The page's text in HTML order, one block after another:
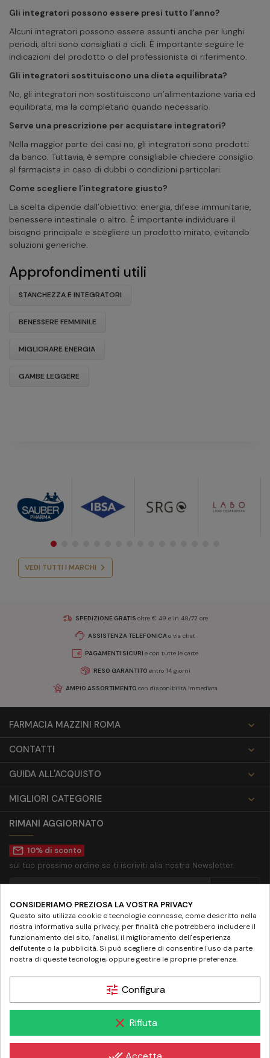
Gli integratori possono essere presi tutto l’anno?
Alcuni integratori possono essere assunti anche per lunghi
periodi, altri sono consigliati a cicli. È importante seguire le
indicazioni del prodotto o del professionista di riferimento.
Gli integratori sostituiscono una dieta equilibrata?
No, gli integratori non sostituiscono un’alimentazione varia ed
equilibrata, ma la completano quando necessario.
Serve una prescrizione per acquistare integratori?
Nella maggior parte dei casi no, gli integratori sono prodotti
da banco. Tuttavia, è sempre consigliabile chiedere consiglio
al farmacista in caso di dubbi o condizioni particolari.
Come scegliere l’integratore giusto?
La scelta dipende dall’obiettivo: energia, difese immunitarie,
benessere intestinale o altro. È importante individuare il
bisogno principale e scegliere un prodotto mirato, evitando
soluzioni generiche.
Approfondimenti utili
STANCHEZZA E INTEGRATORI
BENESSERE FEMMINILE
MIGLIORARE ENERGIA
GAMBE LEGGERE
VEDI TUTTI I MARCHI
SPEDIZIONE GRATIS oltre € 49 e in 48/72 ore
ASSISTENZA TELEFONICAo via chat
PAGAMENTI SICURI e con tutte le carte
RESO GARANTITO entro 14 giorni
AMPIO ASSORTIMENTO con disponibilità immediata
FARMACIA MAZZINI ROMA

CONTATTI

GUIDA ALL'ACQUISTO

MIGLIORI CATEGORIE

RIMANI AGGIORNATO
mail_outline 10% di sconto
sul tuo prossimo ordine se ti iscriviti alla nostra Newsletter.
Accetto laprivacy policy
SEGUICI SU
Mazzini 19 - 00195 Roma | P.IVA 05097731003 - REA RM-837075
CONSIDERIAMO PREZIOSA LA VOSTRA PRIVACY
Questo sito utilizza cookie e tecnologie connesse, come descritto nella
nostra informativa sulla privacy, per finalità che potrebbero includere il
funzionamento del sito, l'analisi, il miglioramento dell'esperienza
dell'utente o la pubblicità. Si può scegliere di consentire l'uso da parte
nostra di queste tecnologie, oppure gestire le proprie preferenze.
tune Configura
clear Rifiuta